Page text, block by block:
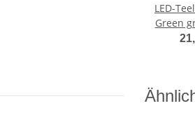
LED-
Green
von